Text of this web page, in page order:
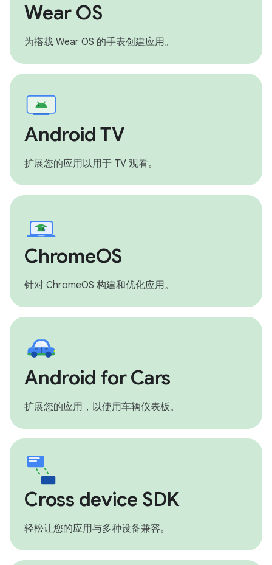
Wear OS
为搭载 Wear OS 的手表创建应用。
Android TV
扩展您的应用以用于 TV 观看。
ChromeOS
针对 ChromeOS 构建和优化应用。
Android for Cars
扩展您的应用，以使用车辆仪表板。
Cross device SDK
轻松让您的应用与多种设备兼容。